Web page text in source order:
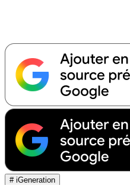
# iGeneration